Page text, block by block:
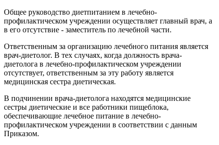
Общее руководство диетпитанием в лечебно-
профилактическом учреждении осуществляет главный врач, а
в его отсутствие - заместитель по лечебной части.
Ответственным за организацию лечебного питания является
врач-диетолог. В тех случаях, когда должность врача-
диетолога в лечебно-профилактическом учреждении
отсутствует, ответственным за эту работу является
медицинская сестра диетическая.
В подчинении врача-диетолога находятся медицинские
сестры диетические и все работники пищеблока,
обеспечивающие лечебное питание в лечебно-
профилактическом учреждении в соответствии с данным
Приказом.